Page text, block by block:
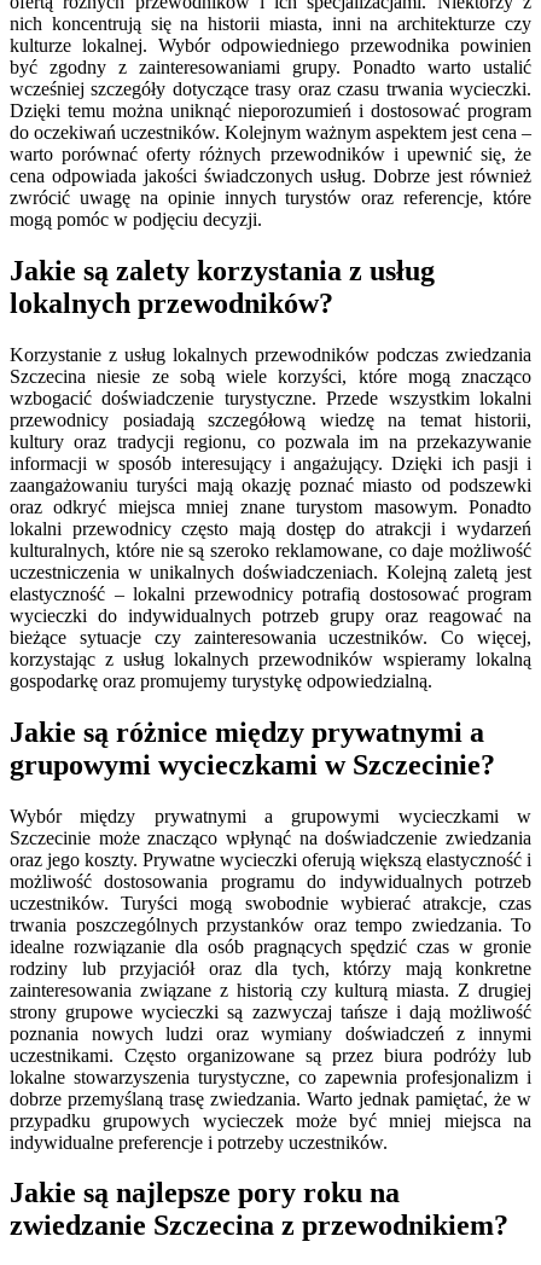
nich koncentrują się na historii miasta, inni na architekturze czy
kulturze lokalnej. Wybór odpowiedniego przewodnika powinien
być zgodny z zainteresowaniami grupy. Ponadto warto ustalić
wcześniej szczegóły dotyczące trasy oraz czasu trwania wycieczki.
Dzięki temu można uniknąć nieporozumień i dostosować program
do oczekiwań uczestników. Kolejnym ważnym aspektem jest cena –
warto porównać oferty różnych przewodników i upewnić się, że
cena odpowiada jakości świadczonych usług. Dobrze jest również
zwrócić uwagę na opinie innych turystów oraz referencje, które
mogą pomóc w podjęciu decyzji.
Jakie są zalety korzystania z usług
lokalnych przewodników?
Korzystanie z usług lokalnych przewodników podczas zwiedzania
Szczecina niesie ze sobą wiele korzyści, które mogą znacząco
wzbogacić doświadczenie turystyczne. Przede wszystkim lokalni
przewodnicy posiadają szczegółową wiedzę na temat historii,
kultury oraz tradycji regionu, co pozwala im na przekazywanie
informacji w sposób interesujący i angażujący. Dzięki ich pasji i
zaangażowaniu turyści mają okazję poznać miasto od podszewki
oraz odkryć miejsca mniej znane turystom masowym. Ponadto
lokalni przewodnicy często mają dostęp do atrakcji i wydarzeń
kulturalnych, które nie są szeroko reklamowane, co daje możliwość
uczestniczenia w unikalnych doświadczeniach. Kolejną zaletą jest
elastyczność – lokalni przewodnicy potrafią dostosować program
wycieczki do indywidualnych potrzeb grupy oraz reagować na
bieżące sytuacje czy zainteresowania uczestników. Co więcej,
korzystając z usług lokalnych przewodników wspieramy lokalną
gospodarkę oraz promujemy turystykę odpowiedzialną.
Jakie są różnice między prywatnymi a
grupowymi wycieczkami w Szczecinie?
Wybór między prywatnymi a grupowymi wycieczkami w
Szczecinie może znacząco wpłynąć na doświadczenie zwiedzania
oraz jego koszty. Prywatne wycieczki oferują większą elastyczność i
możliwość dostosowania programu do indywidualnych potrzeb
uczestników. Turyści mogą swobodnie wybierać atrakcje, czas
trwania poszczególnych przystanków oraz tempo zwiedzania. To
idealne rozwiązanie dla osób pragnących spędzić czas w gronie
rodziny lub przyjaciół oraz dla tych, którzy mają konkretne
zainteresowania związane z historią czy kulturą miasta. Z drugiej
strony grupowe wycieczki są zazwyczaj tańsze i dają możliwość
poznania nowych ludzi oraz wymiany doświadczeń z innymi
uczestnikami. Często organizowane są przez biura podróży lub
lokalne stowarzyszenia turystyczne, co zapewnia profesjonalizm i
dobrze przemyślaną trasę zwiedzania. Warto jednak pamiętać, że w
przypadku grupowych wycieczek może być mniej miejsca na
indywidualne preferencje i potrzeby uczestników.
Jakie są najlepsze pory roku na
zwiedzanie Szczecina z przewodnikiem?